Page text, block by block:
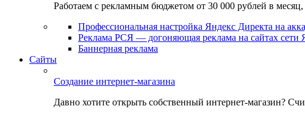
Работаем с рекламным бюджетом от 30 000 рублей в месяц,
Профессиональная настройка Яндекс Директа на
Реклама РСЯ — догоняющая реклама на сайтах сети
Баннерная реклама
Сайты
Создание интернет-магазина
Давно хотите открыть собственный интернет-магазин?